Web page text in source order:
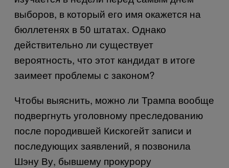
выборов, в который его имя окажется на
бюллетенях в 50 штатах. Однако
действительно ли существует
вероятность, что этот кандидат в итоге
заимеет проблемы с законом?
Чтобы выяснить, можно ли Трампа вообще
подвергнуть уголовному преследованию
после породившей Кискогейт записи и
последующих заявлений, я позвонила
Шэну Ву, бывшему прокурору